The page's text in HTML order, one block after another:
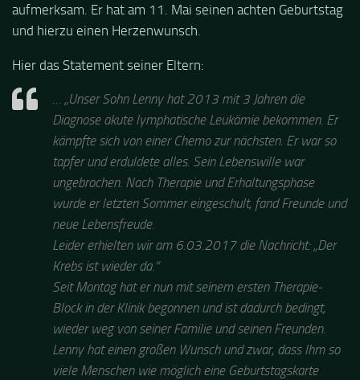
aufmerksam. Er hat am 11. Mai seinen achten Geburtstag
und hierzu einen Herzenwunsch.
Hier das Statement seiner Eltern:
… „Unser Sohn Lenny hat 2013 mit 3 Jahren die
Diagnose akute lymphatische Leukämie bekommen. Er
kämpfte sich von einer Chemo zur nächsten. Er war so
tapfer und erduldete alles. Sein Lebenswille war
ungebrochen. Nach Therapie und Erhaltungsphase
wurde er letzten Sommer eingeschult, fand Freunde und
neue Lebensfreude.
Leider erhielten wir am 6.03.2017 die Nachricht: „Der
Krebs ist wieder da.“
Seit Montag hat er nun mit seinem ersten Therapie-
Block in der Klinik begonnen und ist dadurch bedingt,
wieder weg von seiner Familie und seinen Freunden.
Lenny hat einen großen Wunsch und zwar, dass Ihm so
viele Menschen wie möglich eine Geburtstagskarte